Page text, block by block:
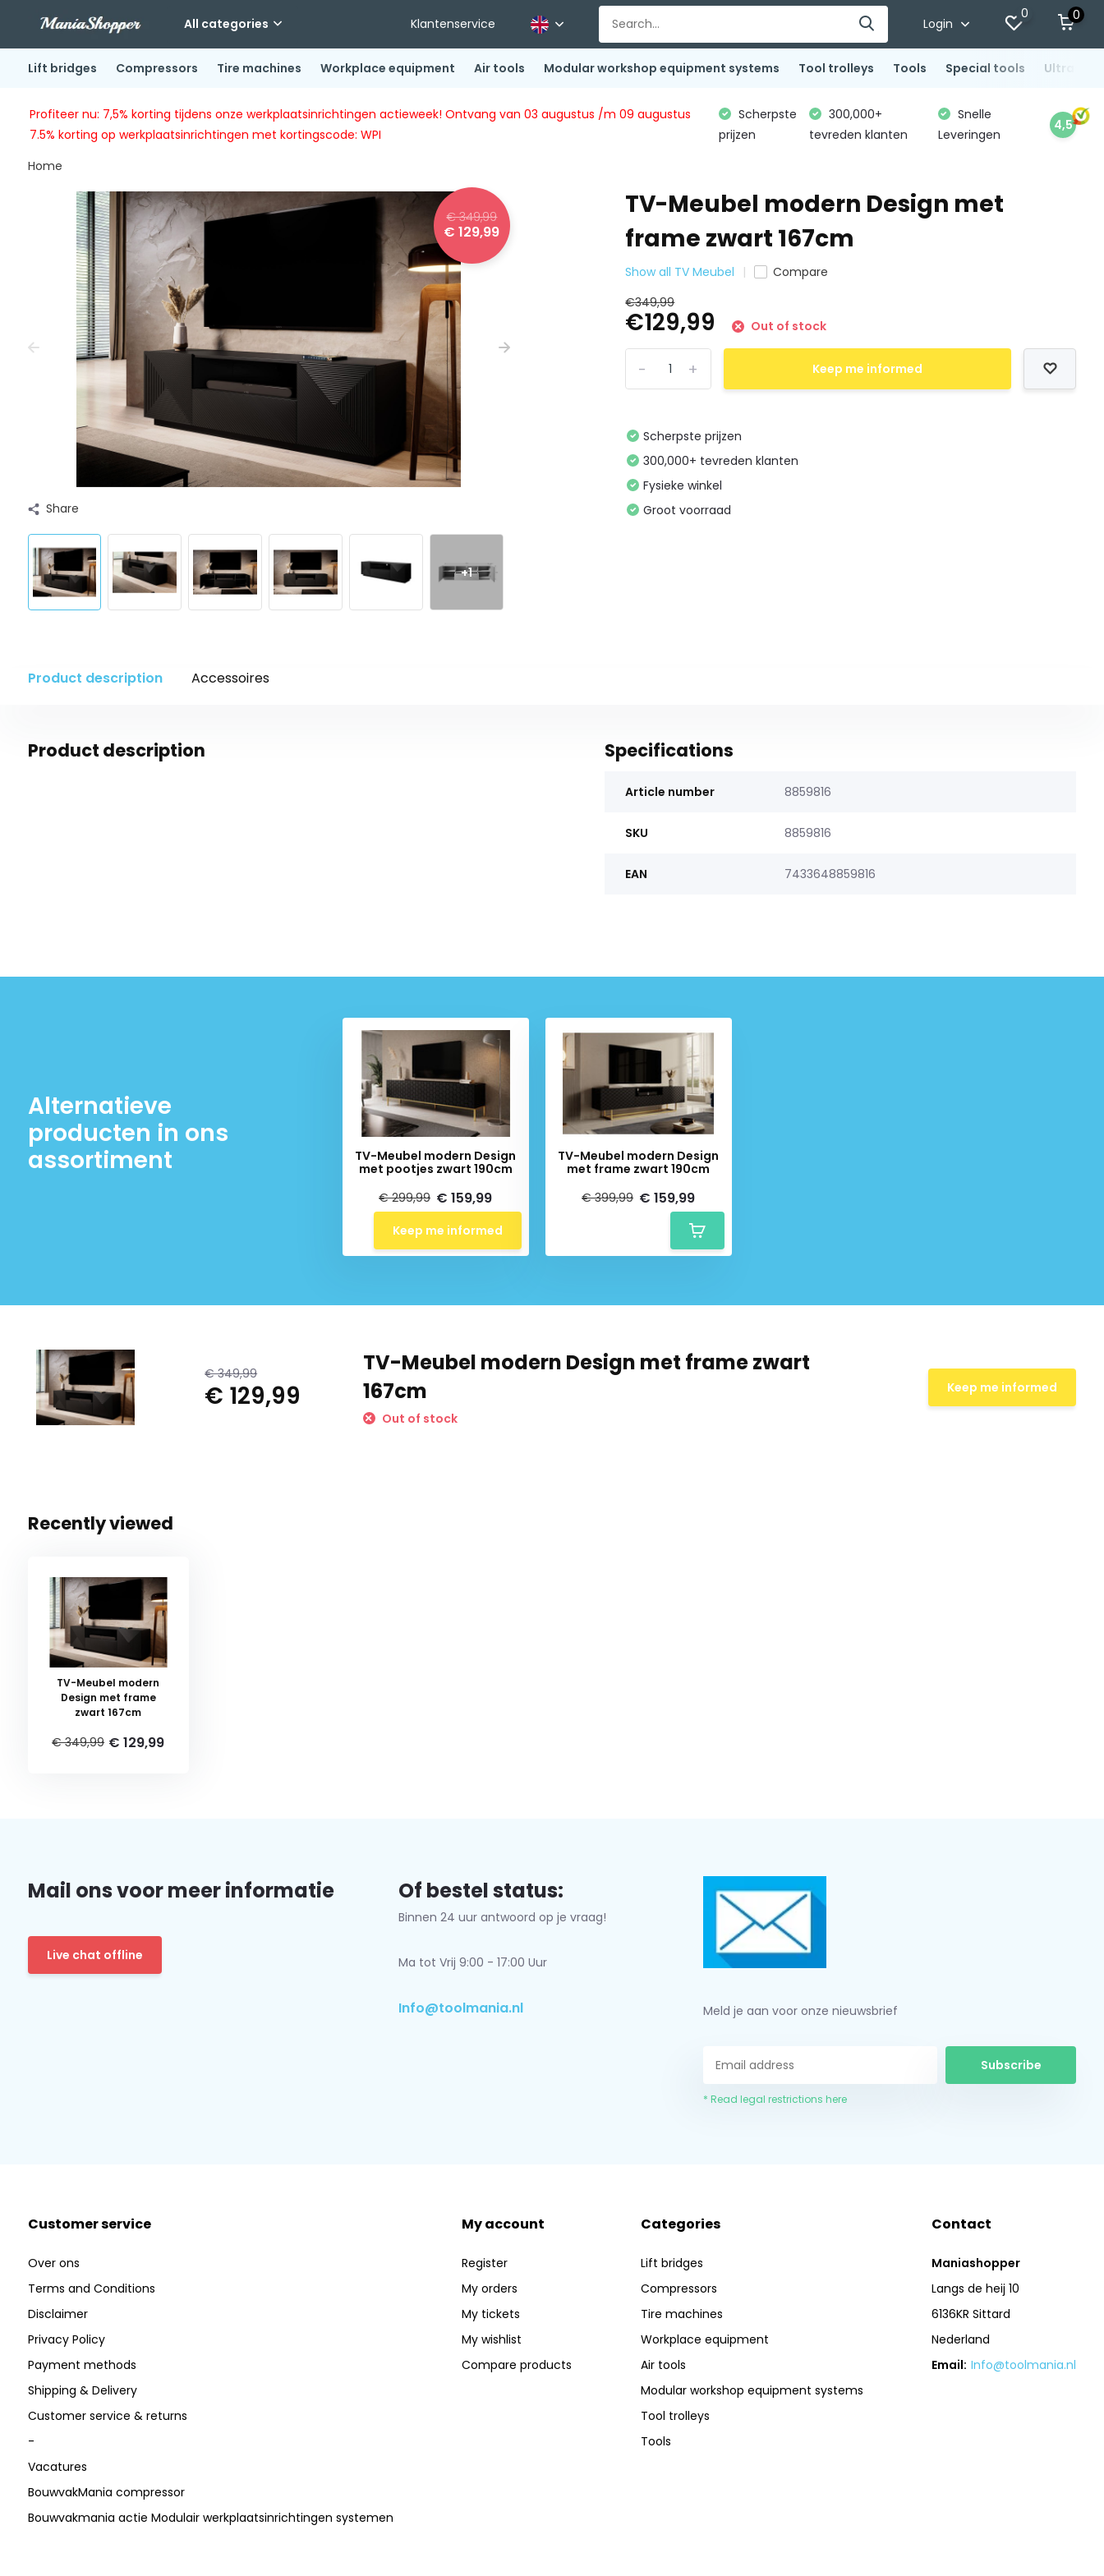
All categories Klantenservice Login
0 0
Lift bridges Compressors Tire machines Workplace equipment Air tools Modular workshop equipment systems Tool trolleys Tools Special tools
Profiteer nu: 7,5% korting tijdens onze werkplaatsinrichtingen actieweek! Ontvang van 03 augustus /m 09 augustus
7.5% korting op werkplaatsinrichtingen met kortingscode: WPI
Scherpste
prijzen
300,000+
tevreden klanten
Snelle
Leveringen
4,5
Home
€ 349,99
€ 129,99
Share
+1
TV-Meubel modern Design met
frame zwart 167cm
Show all TV Meubel
Compare
€349,99
€129,99 Out of stock
+
- Keep me informed
Scherpste prijzen
300,000+ tevreden klanten
Fysieke winkel
Groot voorraad
Product description Accessoires
Product description Specifications
Article number 8859816
SKU 8859816
EAN 7433648859816
Alternatieve
producten in ons
assortiment
TV-Meubel modern Design
met pootjes zwart 190cm
€ 299,99 € 159,99
Keep me informed
TV-Meubel modern Design
met frame zwart 190cm
€ 399,99 € 159,99
€ 349,99
€ 129,99
TV-Meubel modern Design met frame zwart
167cm
Out of stock
Keep me informed
Recently viewed
TV-Meubel modern
Design met frame
zwart 167cm
€ 349,99 € 129,99
Mail ons voor meer informatie
Live chat offline
Of bestel status:
Binnen 24 uur antwoord op je vraag!
Ma tot Vrij 9:00 - 17:00 Uur
Info@toolmania.nl Meld je aan voor onze nieuwsbrief
Subscribe
* Read legal restrictions here
Customer service
Over ons
Terms and Conditions
Disclaimer
Privacy Policy
Payment methods
Shipping & Delivery
Customer service & returns
-
Vacatures
BouwvakMania compressor
Bouwvakmania actie Modulair werkplaatsinrichtingen systemen
My account
Register
My orders
My tickets
My wishlist
Compare products
Categories
Lift bridges
Compressors
Tire machines
Workplace equipment
Air tools
Modular workshop equipment systems
Tool trolleys
Tools
Contact
Maniashopper
Langs de heij 10
6136KR Sittard
Nederland
Email: Info@toolmania.nl